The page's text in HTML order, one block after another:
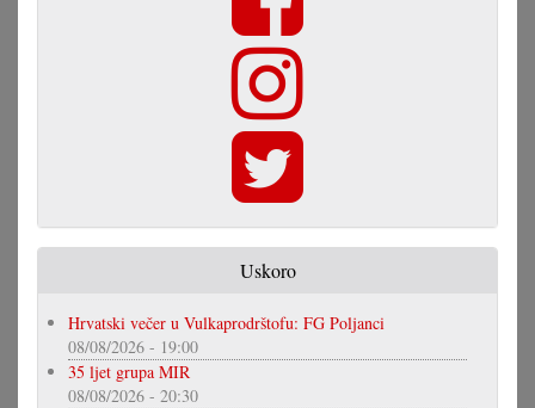
Uskoro
Hrvatski večer u Vulkaprodrštofu: FG Poljanci
08/08/2026 - 19:00
35 ljet grupa MIR
08/08/2026 - 20:30